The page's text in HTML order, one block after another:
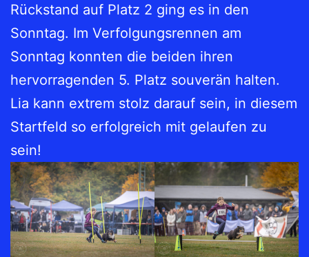
Rückstand auf Platz 2 ging es in den
Sonntag. Im Verfolgungsrennen am
Sonntag konnten die beiden ihren
hervorragenden 5. Platz souverän halten.
Lia kann extrem stolz darauf sein, in diesem
Startfeld so erfolgreich mit gelaufen zu
sein!